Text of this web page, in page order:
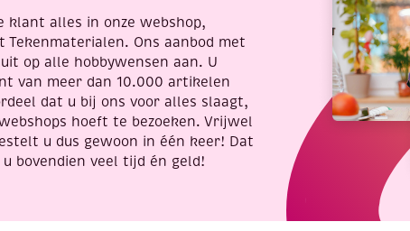
klant alles in onze webshop,
Ons aanbod met
op alle hobbywensen aan. U
van meer dan 10.000 artikelen
dat u bij ons voor alles slaagt,
hoeft te bezoeken. Vrijwel
u dus gewoon in één keer! Dat
bovendien veel tijd én geld!